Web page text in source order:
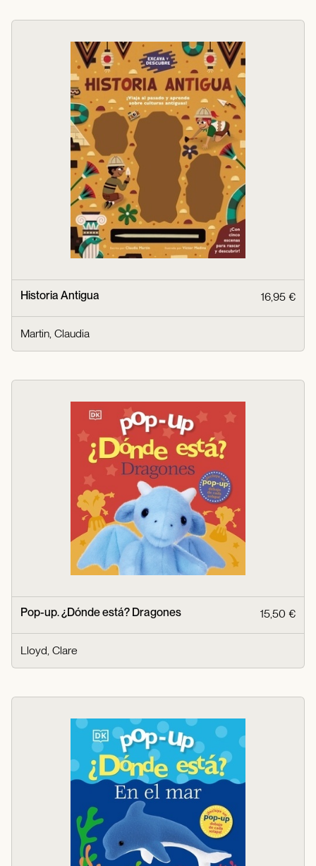
Historia Antigua 16,95 €
Martin, Claudia
Pop-up. ¿Dónde está? Dragones 15,50 €
Lloyd, Clare